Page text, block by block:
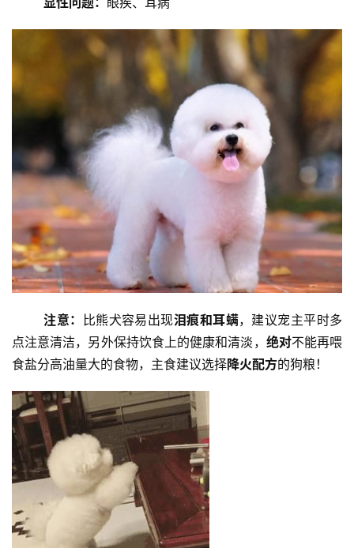
注意： 比熊犬容易出现泪痕和耳螨，建议宠主平时多
点注意清洁，另外保持饮食上的健康和清淡， 绝对不能再喂
食盐分高油量大的食物，主食建议选择降火配方的狗粮！